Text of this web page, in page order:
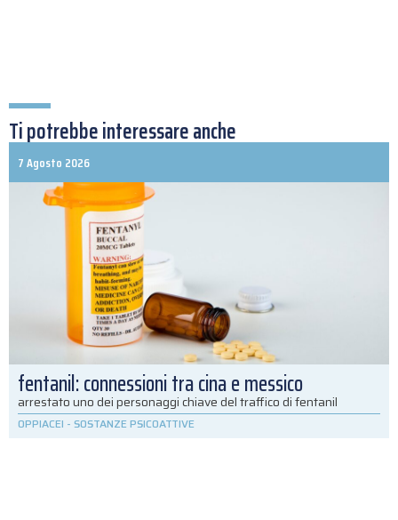
Ti potrebbe interessare anche
7 Agosto 2026
fentanil: connessioni tra cina e messico
arrestato uno dei personaggi chiave del traffico di fentanil
OPPIACEI - SOSTANZE PSICOATTIVE